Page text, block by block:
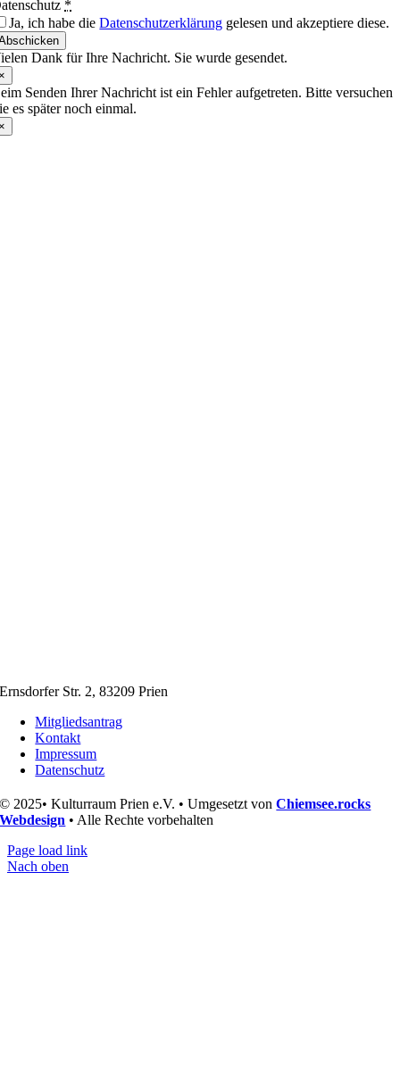
*
Ja, ich habe dieDatenschutzerklärung gelesen und akzeptiere diese.
Dank für Ihre Nachricht. Sie wurde gesendet.
Senden Ihrer Nachricht ist ein Fehler aufgetreten. Bitte versuchen
es später noch einmal.
Ernsdorfer Str. 2, 83209 Prien
Mitgliedsantrag
Kontakt
Impressum
Datenschutz
© 2025• Kulturraum Prien e.V. • Umgesetzt vonChiemsee.rocks
Webdesign • Alle Rechte vorbehalten
Page load link
Nach oben